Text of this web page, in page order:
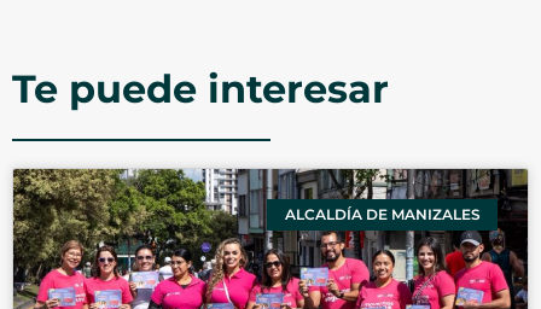
Te puede interesar
ALCALDÍA DE MANIZALES